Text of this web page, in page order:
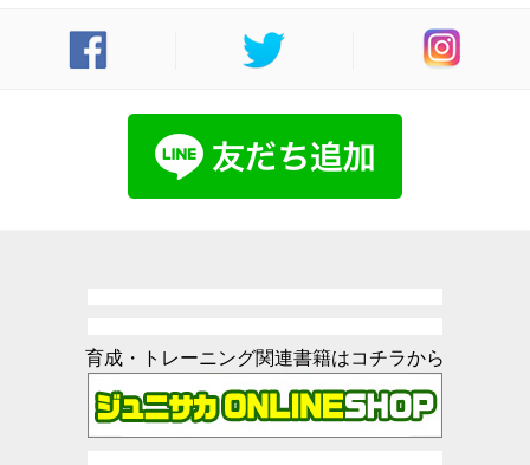
育成・トレーニング関連書籍はコチラから